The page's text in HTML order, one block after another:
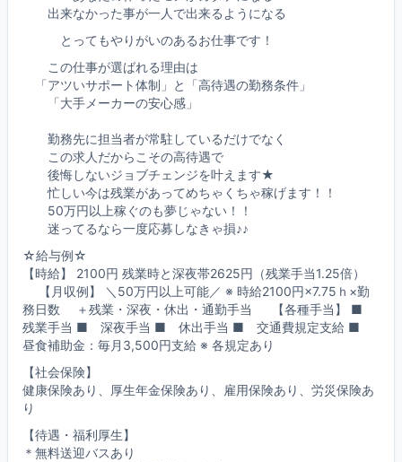
出来なかった事が一人で出来るようになる
とってもやりがいのあるお仕事です！
この仕事が選ばれる理由は
「アツいサポート体制」と「高待遇の勤務条件」
「大手メーカーの安心感」
勤務先に担当者が常駐しているだけでなく
この求人だからこその高待遇で
後悔しないジョブチェンジを叶えます★
忙しい今は残業があってめちゃくちゃ稼げます！！
50万円以上稼ぐのも夢じゃない！！
迷ってるなら一度応募しなきゃ損♪♪
☆給与例☆
【時給】 2100円 残業時と深夜帯2625円（残業手当1.25倍）
【月収例】 ＼50万円以上可能／ ※ 時給2100円×7.75ｈ×勤
務日数 ＋残業・深夜・休出・通勤手当 【各種手当】 ■
残業手当 ■ 深夜手当 ■ 休出手当 ■ 交通費規定支給 ■
昼食補助金：毎月3,500円支給 ※ 各規定あり
【社会保険】
健康保険あり、厚生年金保険あり、雇用保険あり、労災保険あ
り
【待遇・福利厚生】
＊無料送迎バスあり